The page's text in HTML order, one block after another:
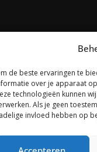
de beste ervaringen te
over je apparaat
technologieën kunnen
Als je geen
invloed hebben op
doorThemeArile